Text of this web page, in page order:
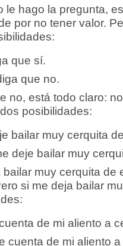
le hago la pregunta,
por no tener valor.
que sí.
que no.
no, está todo claro:
posibilidades:
bailar muy cerquita
deje bailar muy
bailar muy cerquita de
si me deja bailar
de mi aliento a
cuenta de mi aliento